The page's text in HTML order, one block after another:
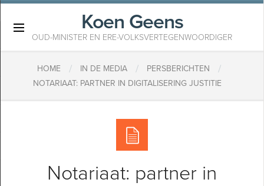
Koen Geens
OUD-MINISTER EN ERE-VOLKSVERTEGENWOORDIGER
HOME / IN DE MEDIA / PERSBERICHTEN /
NOTARIAAT: PARTNER IN DIGITALISERING JUSTITIE
Notariaat: partner in